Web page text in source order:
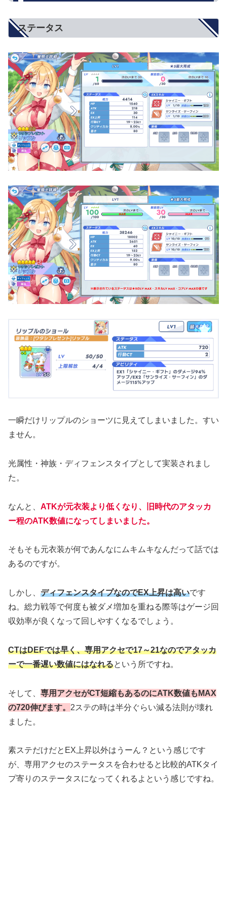
ステータス
一瞬だけリップルのショーツに見えてしまいました。すい
ません。
光属性・神族・ディフェンスタイプとして実装されまし
た。
なんと、 ATKが元衣装より低くなり、旧時代のアタッカ
ー程のATK数値になってしまいました。
そもそも元衣装が何であんなにムキムキなんだって話では
あるのですが。
しかし、 ディフェンスタイプなのでEX上昇は高いです
ね。総力戦等で何度も被ダメ増加を重ねる際等はゲージ回
収効率が良くなって回しやすくなるでしょう。
CTはDEFでは早く、専用アクセで17～21なのでアタッカ
ーで一番遅い数値にはなれるという所ですね。
そして、 専用アクセがCT短縮もあるのにATK数値もMAX
の720伸びます。 2ステの時は半分ぐらい減る法則が壊れ
ました。
素ステだけだとEX上昇以外はうーん？という感じです
が、専用アクセのステータスを合わせると比較的ATKタイ
プ寄りのステータスになってくれるよという感じですね。